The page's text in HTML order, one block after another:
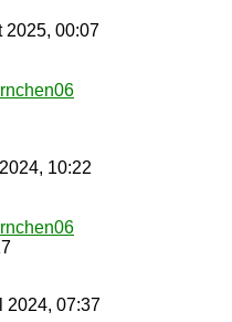
2025, 00:07
10:22
2024, 07:37